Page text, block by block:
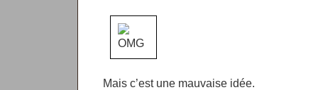
Mais c’est une mauvaise idée.